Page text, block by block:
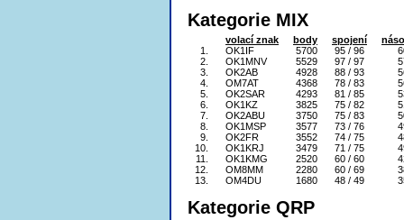
Kategorie MIX
volací znak body spojení
1.
OK1IF 5700 95 / 96
2.
OK1MNV 5529 97 / 97
3.
OK2AB 4928 88 / 93
4.
OM7AT 4368 78 / 83
5.
OK2SAR 4293 81 / 85
6.
OK1KZ 3825 75 / 82
7.
OK2ABU 3750 75 / 83
8.
OK1MSP 3577 73 / 76
9.
OK2FR 3552 74 / 75
10.
OK1KRJ 3479 71 / 75
11.
OK1KMG 2520 60 / 60
12.
OM8MM 2280 60 / 69
13.
OM4DU 1680 48 / 49
Kategorie QRP